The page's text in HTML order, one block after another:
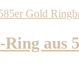
aus